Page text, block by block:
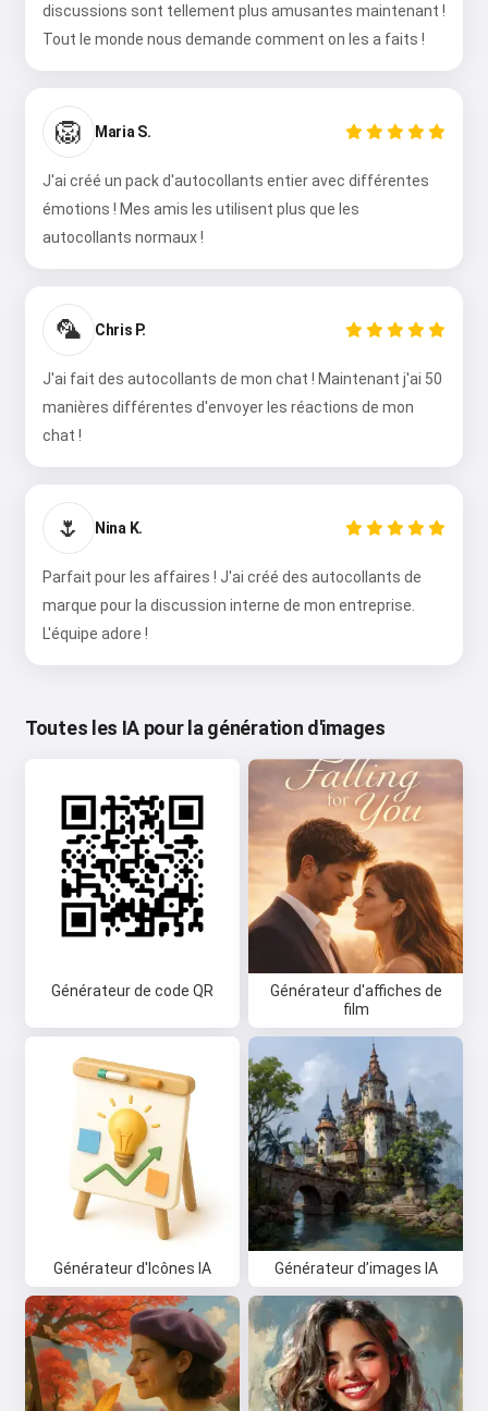
discussions sont tellement plus amusantes maintenant !
Tout le monde nous demande comment on les a faits !
🦁 Maria S.
J'ai créé un pack d'autocollants entier avec différentes
émotions ! Mes amis les utilisent plus que les
autocollants normaux !
🦜 Chris P.
J'ai fait des autocollants de mon chat ! Maintenant j'ai 50
manières différentes d'envoyer les réactions de mon
chat !
🌷 Nina K.
Parfait pour les affaires ! J'ai créé des autocollants de
marque pour la discussion interne de mon entreprise.
L'équipe adore !
Toutes les IA pour la génération d'images
Générateur de code QR
Générateur d'affiches de
film
Générateur d'Icônes IA Générateur d’images IA